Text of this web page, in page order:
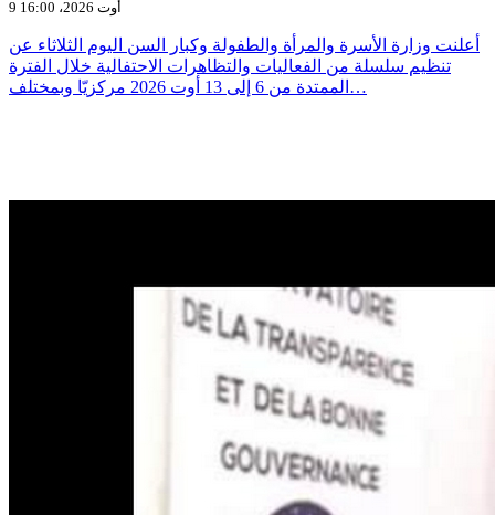
9 أوت 2026، 16:00
أعلنت وزارة الأسرة والمرأة والطفولة وكبار السن اليوم الثلاثاء عن
تنظيم سلسلة من الفعاليات والتظاهرات الاحتفالية خلال الفترة
الممتدة من 6 إلى 13 أوت 2026 مركزيّا وبمختلف…